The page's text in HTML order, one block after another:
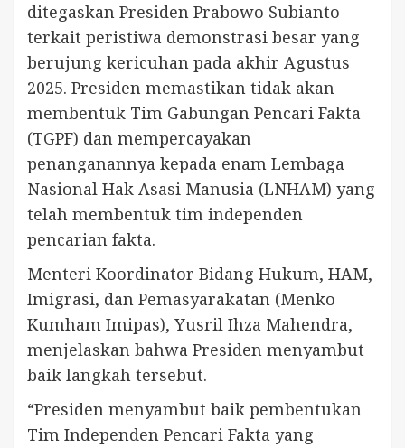
ditegaskan Presiden Prabowo Subianto
terkait peristiwa demonstrasi besar yang
berujung kericuhan pada akhir Agustus
2025. Presiden memastikan tidak akan
membentuk Tim Gabungan Pencari Fakta
(TGPF) dan mempercayakan
penanganannya kepada enam Lembaga
Nasional Hak Asasi Manusia (LNHAM) yang
telah membentuk tim independen
pencarian fakta.
Menteri Koordinator Bidang Hukum, HAM,
Imigrasi, dan Pemasyarakatan (Menko
Kumham Imipas), Yusril Ihza Mahendra,
menjelaskan bahwa Presiden menyambut
baik langkah tersebut.
“Presiden menyambut baik pembentukan
Tim Independen Pencari Fakta yang